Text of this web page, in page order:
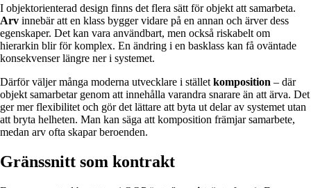
I objektorienterad design finns det flera sätt för objekt att samarbeta.
Arv innebär att en klass bygger vidare på en annan och ärver dess
egenskaper. Det kan vara användbart, men också riskabelt om
hierarkin blir för komplex. En ändring i en basklass kan få oväntade
konsekvenser längre ner i systemet.
Därför väljer många moderna utvecklare i stället komposition – där
objekt samarbetar genom att innehålla varandra snarare än att ärva. Det
ger mer flexibilitet och gör det lättare att byta ut delar av systemet utan
att bryta helheten. Man kan säga att komposition främjar samarbete,
medan arv ofta skapar beroenden.
Gränssnitt som kontrakt